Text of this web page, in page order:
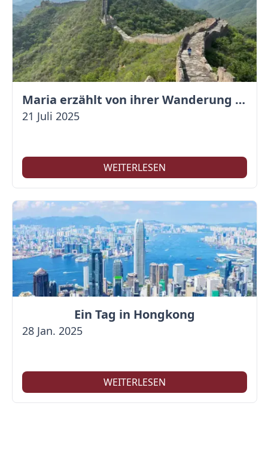
Maria erzählt von ihrer Wanderung auf der Großen Mauer
21 Juli 2025
WEITERLESEN
Ein Tag in Hongkong
28 Jan. 2025
WEITERLESEN